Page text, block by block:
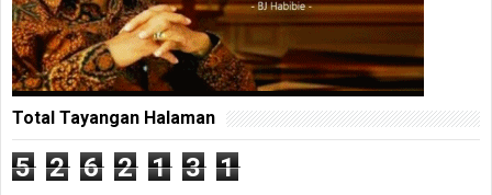
Total Tayangan Halaman
5 2 6 2 1 3 1